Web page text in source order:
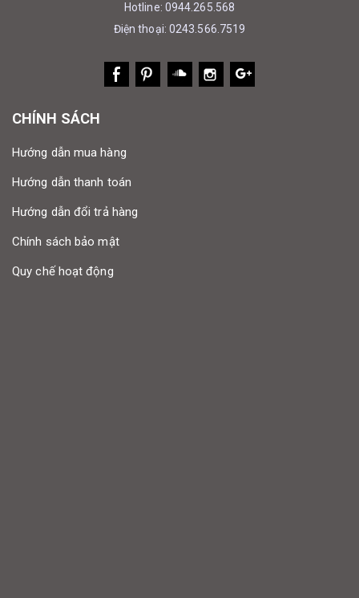
Hotline: 0944.265.568
Điện thoại: 0243.566.7519
CHÍNH SÁCH
Hướng dẫn mua hàng
Hướng dẫn thanh toán
Hướng dẫn đổi trả hàng
Chính sách bảo mật
Quy chế hoạt động